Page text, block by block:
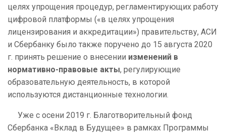
целях упрощения процедур, регламентирующих работу
цифровой платформы («в целях упрощения
лицензирования и аккредитации») правительству, АСИ
и Сбербанку было также поручено до 15 августа 2020
г. принять решение о внесении изменений в
нормативно-правовые акты, регулирующие
образовательную деятельность, в которой
используются дистанционные технологии.
Уже с осени 2019 г. Благотворительный фонд
Сбербанка «Вклад в Будущее» в рамках Программы